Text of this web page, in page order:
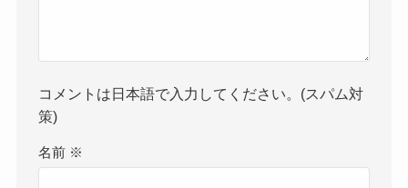
コメントは日本語で入力してください。(スパム対
策)
名前 ※